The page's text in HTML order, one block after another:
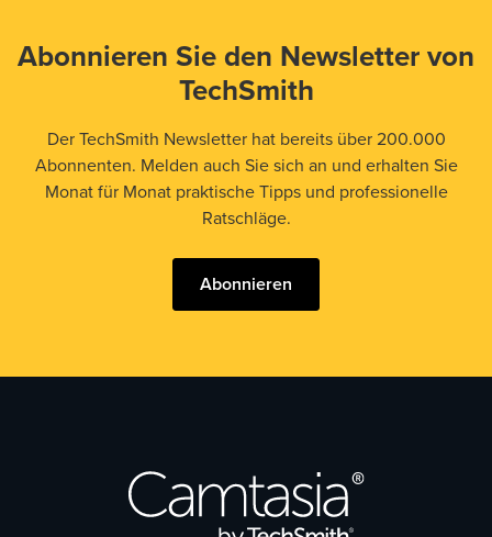
Abonnieren Sie den Newsletter von
TechSmith
Der TechSmith Newsletter hat bereits über 200.000
Abonnenten. Melden auch Sie sich an und erhalten Sie
Monat für Monat praktische Tipps und professionelle
Ratschläge.
Abonnieren